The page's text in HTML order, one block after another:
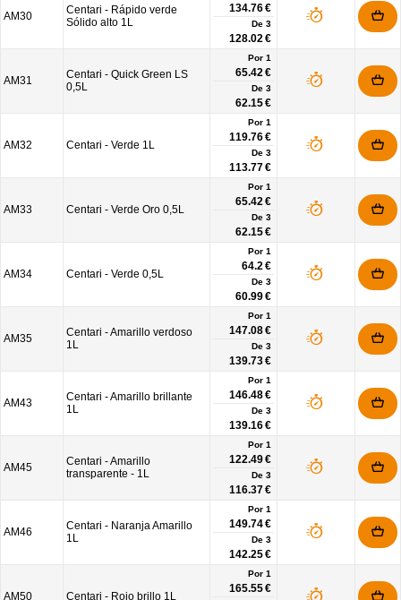
AM30
Centari - Rápido verde
Sólido alto 1L
134.76 €
De 3
128.02 €
AM31
Centari - Quick Green LS
0,5L
Por 1
65.42 €
De 3
62.15 €
AM32 Centari - Verde 1L
Por 1
119.76 €
De 3
113.77 €
AM33 Centari - Verde Oro 0,5L
Por 1
65.42 €
De 3
62.15 €
AM34 Centari - Verde 0,5L
Por 1
64.2 €
De 3
60.99 €
AM35
Centari - Amarillo verdoso
1L
Por 1
147.08 €
De 3
139.73 €
AM43
Centari - Amarillo brillante
1L
Por 1
146.48 €
De 3
139.16 €
AM45
Centari - Amarillo
transparente - 1L
Por 1
122.49 €
De 3
116.37 €
AM46
Centari - Naranja Amarillo
1L
Por 1
149.74 €
De 3
142.25 €
AM50 Centari - Rojo brillo 1L
Por 1
165.55 €